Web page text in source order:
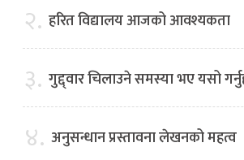
२. हरित विद्यालय आजको आवश्यकता
३. गुद्द्वार चिलाउने समस्या भए यसो
४. अनुसन्धान प्रस्तावना लेखनको महत्व